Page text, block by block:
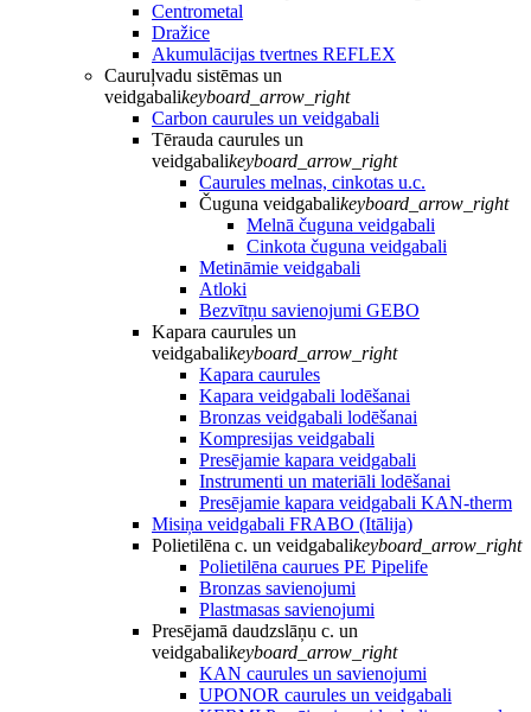
Centrometal
Dražice
Akumulācijas tvertnes REFLEX
Cauruļvadu sistēmas un
veidgabalikeyboard_arrow_right
Carbon caurules un veidgabali
Tērauda caurules un
veidgabalikeyboard_arrow_right
Caurules melnas, cinkotas u.c.
Čuguna veidgabalikeyboard_arrow_right
Melnā čuguna veidgabali
Cinkota čuguna veidgabali
Metināmie veidgabali
Atloki
Bezvītņu savienojumi GEBO
Kapara caurules un
veidgabalikeyboard_arrow_right
Kapara caurules
Kapara veidgabali lodēšanai
Bronzas veidgabali lodēšanai
Kompresijas veidgabali
Presējamie kapara veidgabali
Instrumenti un materiāli lodēšanai
Presējamie kapara veidgabali KAN-therm
Misiņa veidgabali FRABO (Itālija)
Polietilēna c. un veidgabalikeyboard_arrow_right
Polietilēna caurues PE Pipelife
Bronzas savienojumi
Plastmasas savienojumi
Presējamā daudzslāņu c. un
veidgabalikeyboard_arrow_right
KAN caurules un savienojumi
UPONOR caurules un veidgabali